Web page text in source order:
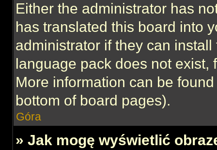
Either the administrator has
has translated this board into
administrator if they can
language pack does not exist,
More information can be
bottom of board pages).
Góra
» Jak mogę wyświetlić